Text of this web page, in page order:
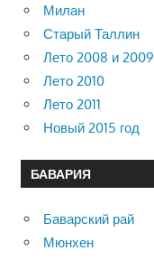
Милан
Старый Таллин
Лето 2008 и 2009
Лето 2010
Лето 2011
Новый 2015 год
БАВАРИЯ
Баварский рай
Мюнхен